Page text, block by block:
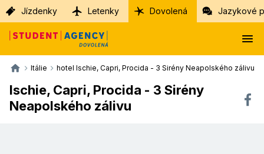
Jízdenky Letenky Dovolená Jazykové
Itálie hotel Ischie, Capri, Procida - 3 Sirény Neapolského zálivu
Ischie, Capri, Procida - 3 Sirény
Neapolského zálivu